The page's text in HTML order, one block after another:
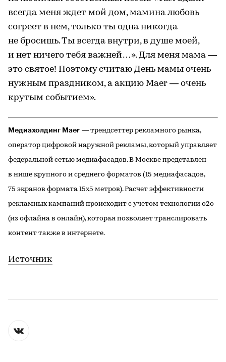
всегда меня ждет мой дом, мамина любовь
согреет в нем, только ты одна никогда
не бросишь. Ты всегда внутри, в душе моей,
и нет ничего тебя важней…». Для меня мама —
это святое! Поэтому считаю День мамы очень
нужным праздником, а акцию Maer — очень
крутым событием».
Медиахолдинг Maer — трендсеттер рекламного рынка,
оператор цифровой наружной рекламы, который управляет
федеральной сетью медиафасадов. В Москве представлен
в нише крупного и среднего форматов (15 медиафасадов,
75 экранов формата 15х5 метров). Расчет эффективности
рекламных кампаний происходит с учетом технологии о2о
(из офлайна в онлайн), которая позволяет транслировать
контент также в интернете.
Источник